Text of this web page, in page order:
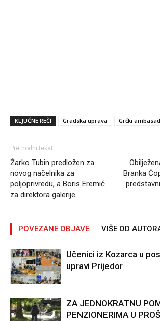
KLJUČNE REČI Gradska uprava Grčki
Prethodni tekst
Žarko Tubin predložen za
novog načelnika za
poljoprivredu, a Boris Eremić
za direktora galerije
Branka
POVEZANE OBJAVE VIŠE OD
Učenici iz Kozarca u
upravi Prijedor
ZA JEDNOKRATNU
PENZIONERIMA U